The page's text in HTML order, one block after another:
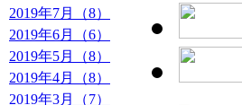
2019年7月（8）
2019年6月（6）
2019年5月（8）
2019年4月（8）
2019年3月（7）